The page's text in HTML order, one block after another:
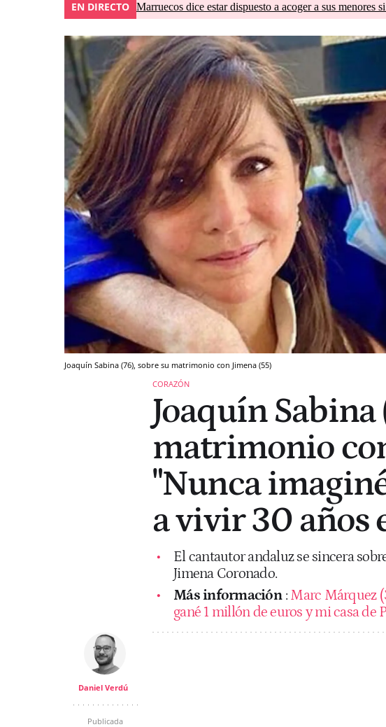
EN DIRECTO Marruecos dice estar dispuesto a acoger a sus menores
Joaquín Sabina (76), sobre su matrimonio con Jimena (55)
CORAZÓN
Joaquín Sabina
matrimonio
"Nunca
a vivir 30 años
El cantautor andaluz se sincera
Jimena Coronado.
Más información : Marc Márquez
gané 1 millón de euros y mi casa de
Daniel Verdú
Publicada